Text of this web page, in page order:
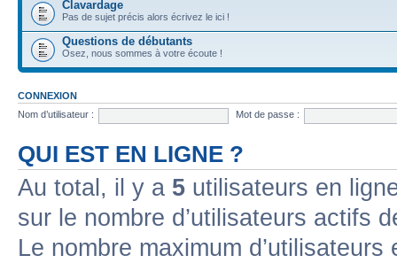
Clavardage
Pas de sujet précis alors écrivez le ici !
Questions de débutants
Osez, nous sommes à votre écoute !
CONNEXION
Nom d’utilisateur :
Mot de passe :
QUI EST EN LIGNE ?
Au total, il y a 5 utilisateurs en
sur le nombre d’utilisateurs actifs
Le nombre maximum